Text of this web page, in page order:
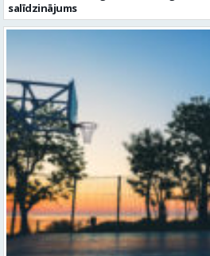
Sporta vakari kļūst par daļu no